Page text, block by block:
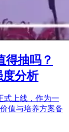
得抽吗？
度分析
式上线，作为一
值与培养方案备